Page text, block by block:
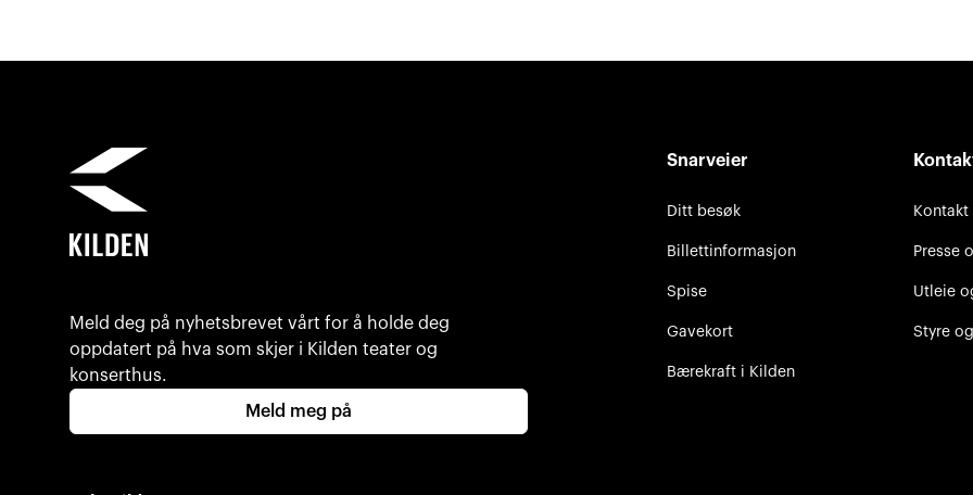
Meld deg på nyhetsbrevet vårt for å holde deg
oppdatert på hva som skjer i Kilden teater og
konserthus.
Meld meg på
Snarveier
Ditt besøk
Billettinformasjon
Spise
Gavekort
Bærekraft i Kilden
Kontakt
Presse
Utleie
Styre